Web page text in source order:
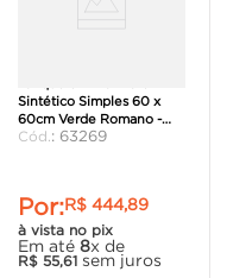
Sintético Simples 60 x
60cm Verde Romano -
Decoralita.
: 63269
Por:R$ 444,89
à vista no pix
Em até 8x de
R$ 55,61 sem juros